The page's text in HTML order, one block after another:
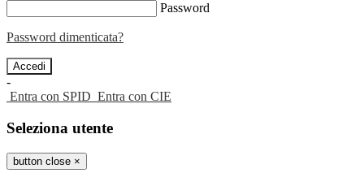
Password
Password dimenticata?
-
Entra con SPID Entra con CIE
Seleziona utente
button close ×